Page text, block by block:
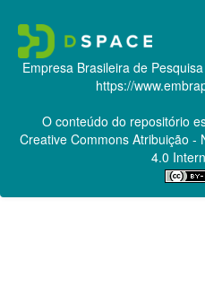
Empresa Brasileira de
https://
O conteúdo do repositório
Creative CommonsAtribuição -
4.0